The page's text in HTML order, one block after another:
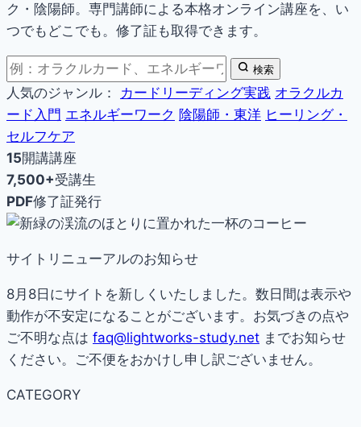
ク・陰陽師。専門講師による本格オンライン講座を、い
つでもどこでも。修了証も取得できます。
検索
人気のジャンル： カードリーディング実践 オラクルカ
ード入門 エネルギーワーク 陰陽師・東洋 ヒーリング・
セルフケア
15開講講座
7,500+受講生
PDF修了証発行
サイトリニューアルのお知らせ
8月8日にサイトを新しくいたしました。数日間は表示や
動作が不安定になることがございます。お気づきの点や
ご不明な点は faq@lightworks-study.net までお知らせ
ください。ご不便をおかけし申し訳ございません。
CATEGORY